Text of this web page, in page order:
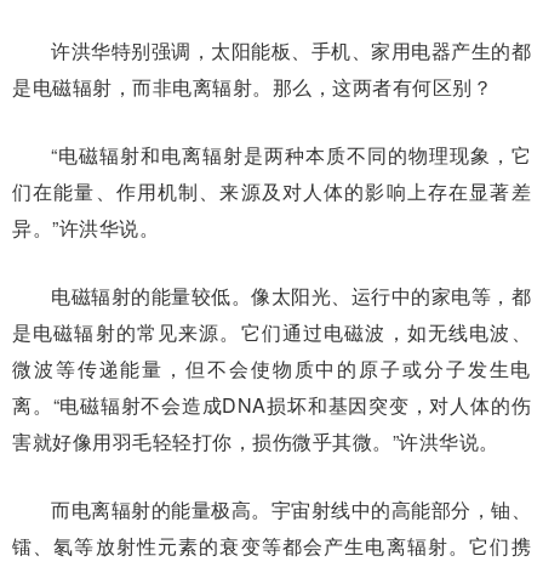
许洪华特别强调，太阳能板、手机、家用电器产生的都
是电磁辐射，而非电离辐射。那么，这两者有何区别？
“电磁辐射和电离辐射是两种本质不同的物理现象，它
们在能量、作用机制、来源及对人体的影响上存在显著差
异。”许洪华说。
电磁辐射的能量较低。像太阳光、运行中的家电等，都
是电磁辐射的常见来源。它们通过电磁波，如无线电波、
微波等传递能量，但不会使物质中的原子或分子发生电
离。“电磁辐射不会造成DNA损坏和基因突变，对人体的伤
害就好像用羽毛轻轻打你，损伤微乎其微。”许洪华说。
而电离辐射的能量极高。宇宙射线中的高能部分，铀、
镭、氡等放射性元素的衰变等都会产生电离辐射。它们携